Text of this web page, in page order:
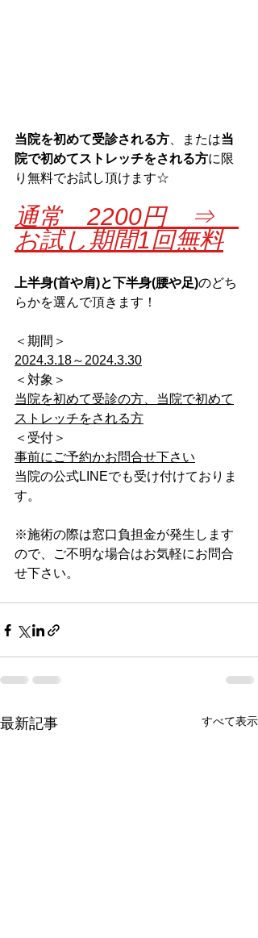
当院を初めて受診される方 、または当
院で初めてストレッチをされる方に限
り無料でお試し頂けます☆
通常　2200円　⇒
お試し期間1回無料
上半身(首や肩)と下半身(腰や足)のどち
らかを選んで頂きます！
＜期間＞
2024.3.18～2024.3.30
＜対象＞
当院を初めて受診の方、当院で初めて
ストレッチをされる方
＜受付＞
事前にご予約かお問合せ下さい
当院の公式LINEでも受け付けておりま
す。
※施術の際は窓口負担金が発生します
ので、ご不明な場合はお気軽にお問合
せ下さい。
最新記事 すべて表示